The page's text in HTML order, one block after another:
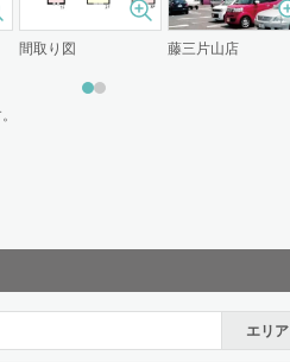
間取り図 藤三片山店
エリア